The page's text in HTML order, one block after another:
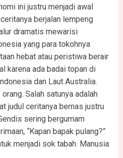
ini justru menjadi awal
berjalan lempeng
dramatis mewarisi
yang para tokohnya
hebat atau peristiwa berair
karena ada badai topan di
dan Laut Australia.
Salah satunya adalah
judul ceritanya bernas justru
sering bergumam
“Kapan bapak pulang?”
menjadi sok tabah. Manusia